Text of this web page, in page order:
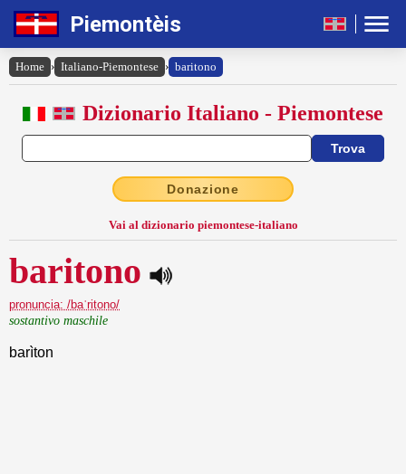
Piemontèis
Home › Italiano-Piemontese › baritono
Dizionario Italiano - Piemontese
Donazione
Vai al dizionario piemontese-italiano
baritono
pronuncia: /baˈritono/
sostantivo maschile
barìton